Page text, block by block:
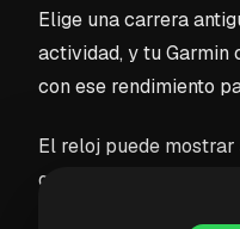
Elige una carrera
actividad, y tu
con ese rendimiento
El reloj puede
que tu carrera anterior